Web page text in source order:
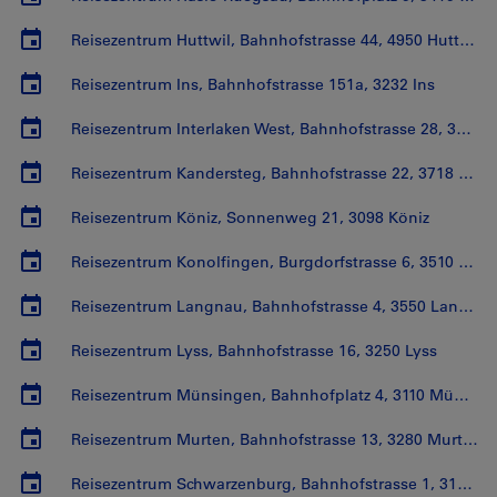
Reisezentrum Huttwil, Bahnhofstrasse 44, 4950 Huttwil
Reisezentrum Ins, Bahnhofstrasse 151a, 3232 Ins
Reisezentrum Interlaken West, Bahnhofstrasse 28, 3800 Interlaken
Reisezentrum Kandersteg, Bahnhofstrasse 22, 3718 Kandersteg
Reisezentrum Köniz, Sonnenweg 21, 3098 Köniz
Reisezentrum Konolfingen, Burgdorfstrasse 6, 3510 Konolfingen
Reisezentrum Langnau, Bahnhofstrasse 4, 3550 Langnau
Reisezentrum Lyss, Bahnhofstrasse 16, 3250 Lyss
Reisezentrum Münsingen, Bahnhofplatz 4, 3110 Münsingen
Reisezentrum Murten, Bahnhofstrasse 13, 3280 Murten
Reisezentrum Schwarzenburg, Bahnhofstrasse 1, 3150 Schwarzenburg